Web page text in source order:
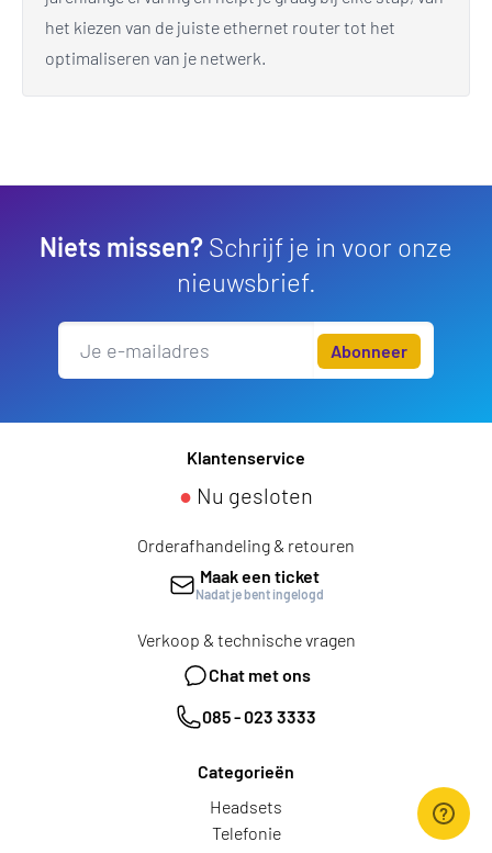
het kiezen van de juiste ethernet router tot het
optimaliseren van je netwerk.
Niets missen? Schrijf je in voor onze
nieuwsbrief.
Abonneer
Klantenservice
● Nu gesloten
Orderafhandeling & retouren
Maak een ticket
Nadat je bent ingelogd
Verkoop & technische vragen
Chat met ons
085 - 023 3333
Categorieën
Headsets
Telefonie